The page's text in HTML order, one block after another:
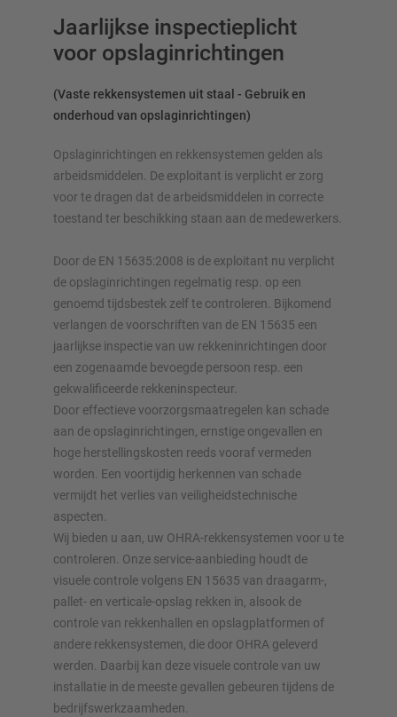
Jaarlijkse inspectieplicht
voor opslaginrichtingen
(Vaste rekkensystemen uit staal - Gebruik en
onderhoud van opslaginrichtingen)
Opslaginrichtingen en rekkensystemen gelden als
arbeidsmiddelen. De exploitant is verplicht er zorg
voor te dragen dat de arbeidsmiddelen in correcte
toestand ter beschikking staan aan de medewerkers.
Door de EN 15635:2008 is de exploitant nu verplicht
de opslaginrichtingen regelmatig resp. op een
genoemd tijdsbestek zelf te controleren. Bijkomend
verlangen de voorschriften van de EN 15635 een
jaarlijkse inspectie van uw rekkeninrichtingen door
een zogenaamde bevoegde persoon resp. een
gekwalificeerde rekkeninspecteur.
Door effectieve voorzorgsmaatregelen kan schade
aan de opslaginrichtingen, ernstige ongevallen en
hoge herstellingskosten reeds vooraf vermeden
worden. Een voortijdig herkennen van schade
vermijdt het verlies van veiligheidstechnische
aspecten.
Wij bieden u aan, uw OHRA-rekkensystemen voor u te
controleren. Onze service-aanbieding houdt de
visuele controle volgens EN 15635 van draagarm-,
pallet- en verticale-opslag rekken in, alsook de
controle van rekkenhallen en opslagplatformen of
andere rekkensystemen, die door OHRA geleverd
werden. Daarbij kan deze visuele controle van uw
installatie in de meeste gevallen gebeuren tijdens de
bedrijfswerkzaamheden.